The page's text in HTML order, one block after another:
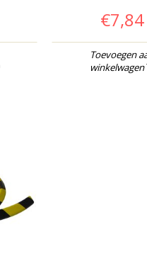
€7,84
Toevoegen
winkelwagen